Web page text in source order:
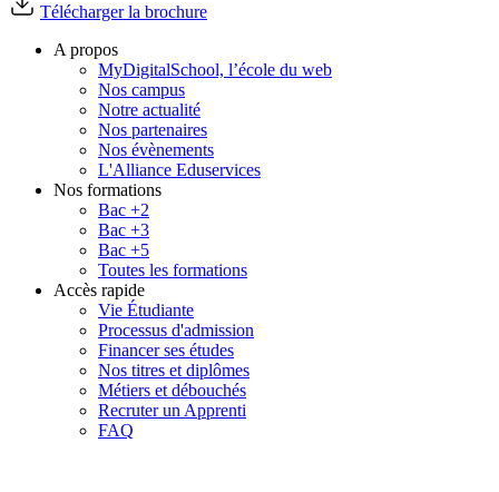
Télécharger la brochure
A propos
MyDigitalSchool, l’école du web
Nos campus
Notre actualité
Nos partenaires
Nos évènements
L'Alliance Eduservices
Nos formations
Bac +2
Bac +3
Bac +5
Toutes les formations
Accès rapide
Vie Étudiante
Processus d'admission
Financer ses études
Nos titres et diplômes
Métiers et débouchés
Recruter un Apprenti
FAQ